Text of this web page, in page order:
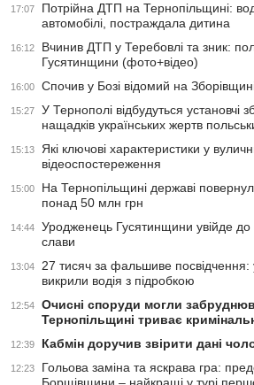
17:07
Потрійна ДТП на Тернопільщині:
автомобілі, постраждала дитина
16:12
Вчинив ДТП у Теребовлі та зник:
Гусятинщини (фото+відео)
16:00 Спочив у Бозі відомий на
15:27
У Тернополі відбудуться установчі
нащадків українських жертв
15:13
Які ключові характеристики у
відеоспостереження
15:00
На Тернопільщині державі
понад 50 млн грн
14:44
Уродженець Гусятинщини увійде до
слави
13:04
27 тисяч за фальшиве посвідчення:
викрили водія з підробкою
12:54
Очисні споруди могли
Тернопільщині триває
12:39 Кабмін доручив звірити дані
12:23
Гольова заміна та яскрава гра: